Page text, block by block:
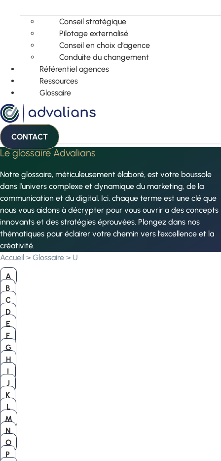
Conseil stratégique
Pilotage externalisé
Conseil en choix d’agence
Conduite du changement
Référentiel agences
Ressources
Glossaire
CONTACT
Le glossaire Advalians
Notre glossaire, méticuleusement élaboré, est votre boussole
dans l’univers complexe et dynamique du marketing, de la
communication et du digital. Ici, chaque terme est une clé que
nous vous aidons à décrypter pour vous ouvrir a des concepts
innovants et des stratégies éprouvées. Plongez dans nos
thématiques pour éclairer votre chemin vers l’excellence et la
créativité.
Accueil > Glossaire > U
A
B
C
D
E
F
G
H
I
J
K
L
M
N
O
P